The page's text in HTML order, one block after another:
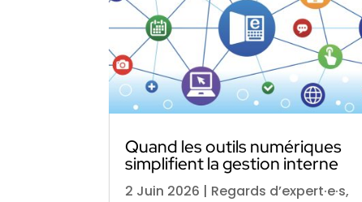
Quand les outils numériques
simplifient la gestion interne
2 Juin 2026 | Regards d’expert·e·s,